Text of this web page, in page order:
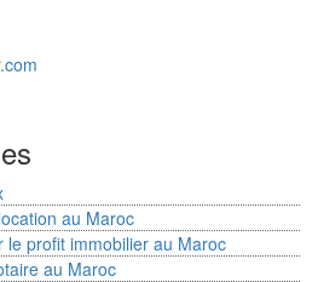
au Maroc
le profit immobilier au Maroc
au Maroc